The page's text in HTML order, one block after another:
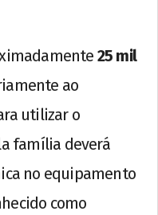
25 mil
ao
utilizar o
família deverá
no equipamento
como